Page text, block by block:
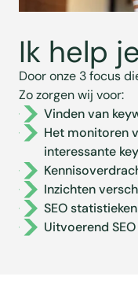
Ik help
Door onze 3 focus
Zo zorgen wij voor:
Vinden van
Het monitoren
interessante
Inzichten
SEO
Uitvoerend